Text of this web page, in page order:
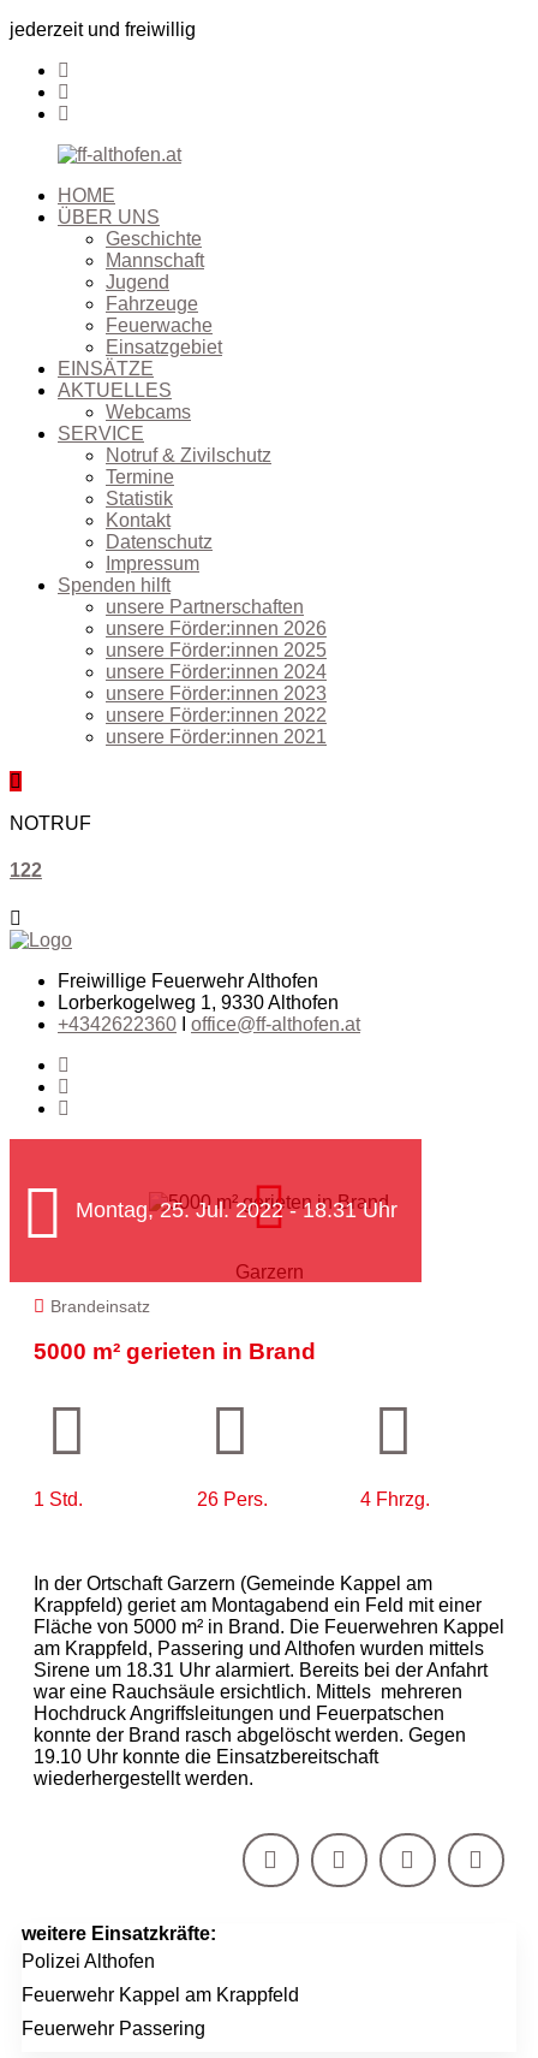
jederzeit und freiwillig
HOME
ÜBER UNS
Geschichte
Mannschaft
Jugend
Fahrzeuge
Feuerwache
Einsatzgebiet
EINSÄTZE
AKTUELLES
Webcams
SERVICE
Notruf & Zivilschutz
Termine
Statistik
Kontakt
Datenschutz
Impressum
Spenden hilft
unsere Partnerschaften
unsere Förder:innen 2026
unsere Förder:innen 2025
unsere Förder:innen 2024
unsere Förder:innen 2023
unsere Förder:innen 2022
unsere Förder:innen 2021
NOTRUF
122
Freiwillige Feuerwehr Althofen
Lorberkogelweg 1, 9330 Althofen
+4342622360
office@ff-althofen.at
Montag, 25. Jul. 2022 - 18.31 Uhr
Garzern
Brandeinsatz
5000 m² gerieten in Brand
1 Std. 26 Pers. 4 Fhrzg.
In der Ortschaft Garzern (Gemeinde Kappel am
Krappfeld) geriet am Montagabend ein Feld mit einer
Fläche von 5000 m² in Brand. Die Feuerwehren Kappel
am Krappfeld, Passering und Althofen wurden mittels
Sirene um 18.31 Uhr alarmiert. Bereits bei der Anfahrt
war eine Rauchsäule ersichtlich. Mittels mehreren
Hochdruck Angriffsleitungen und Feuerpatschen
konnte der Brand rasch abgelöscht werden. Gegen
19.10 Uhr konnte die Einsatzbereitschaft
wiederhergestellt werden.
weitere Einsatzkräfte:
Polizei Althofen
Feuerwehr Kappel am Krappfeld
Feuerwehr Passering